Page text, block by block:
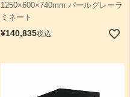
1250×600×740mm パールグレーラ
ミネート
¥140,835税込